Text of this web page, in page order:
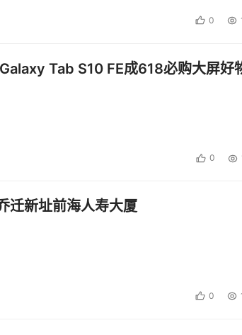
0
Tab S10 FE成618必购大屏好
0
迁新址前海人寿大厦
0